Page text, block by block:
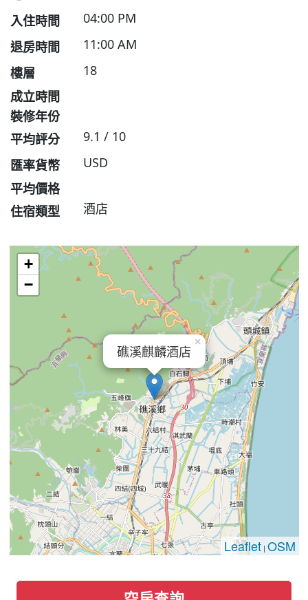
入住時間
04:00 PM
退房時間
11:00 AM
樓層
18
成立時間
裝修年份
平均評分
9.1 / 10
匯率貨幣
USD
平均價格
住宿類型
酒店
礁溪麒麟酒店
×
+
−
Leaflet| OSM